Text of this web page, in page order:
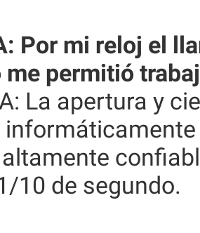
Por mi reloj el
me permitió
La apertura y
10 de segundo.